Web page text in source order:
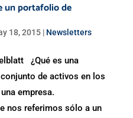
un portafolio de
18, 2015| Newsletters
¿Qué es una
de activos en los
empresa.
nos referimos sólo a un